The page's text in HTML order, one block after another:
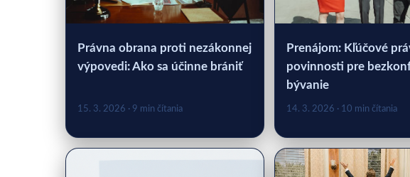
Právna obrana proti nezákonnej
výpovedi: Ako sa účinne brániť
15. 3. 2026 · 9 min čítania
Prenájom: Kľúčové
povinnosti pre
bývanie
14. 3. 2026 · 10 min čítania